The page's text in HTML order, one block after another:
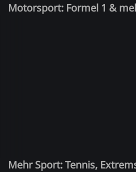
Motorsport: Formel 1 &
Mehr Sport: Tennis,